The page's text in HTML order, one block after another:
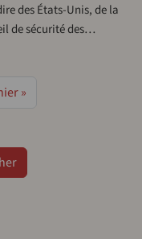
des États-Unis, de la
de sécurité des…
page
»